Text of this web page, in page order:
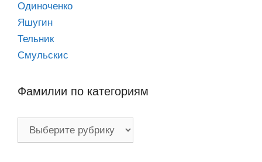
Одиноченко
Яшугин
Тельник
Смульскис
Фамилии по категориям
Фамилии